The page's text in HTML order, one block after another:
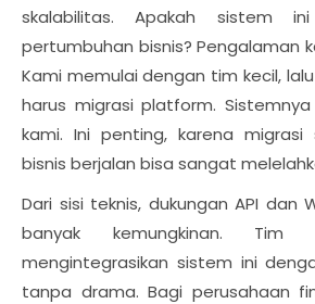
skalabilitas. Apakah sistem
pertumbuhan bisnis? Pengalaman
Kami memulai dengan tim kecil,
harus migrasi platform.
kami. Ini penting, karena
bisnis berjalan bisa sangat
Dari sisi teknis, dukungan API dan
banyak kemungkinan.
mengintegrasikan sistem ini
tanpa drama. Bagi perusahaan